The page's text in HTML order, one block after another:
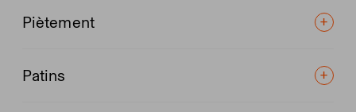
Piètement
Patins